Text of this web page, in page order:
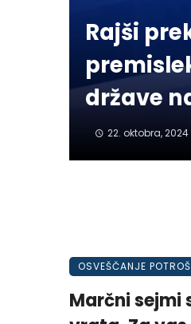
Rajši
države
22. oktobra, 2024
OSVEŠČANJE
Marčni sejmi